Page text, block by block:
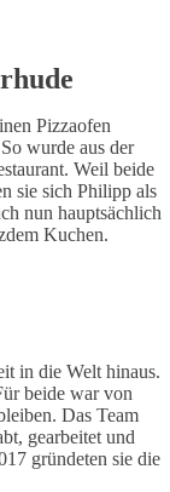
Pizzaofen
wurde aus der
Weil beide
sie sich Philipp als
nun hauptsächlich
Kuchen.
in die Welt hinaus.
beide war von
Das Team
gearbeitet und
gründeten sie die